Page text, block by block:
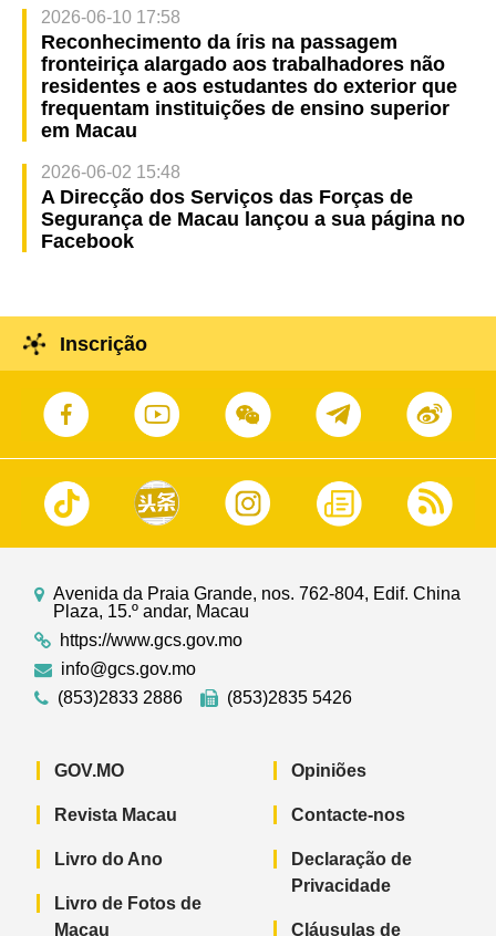
2026-06-10 17:58
Reconhecimento da íris na passagem
fronteiriça alargado aos trabalhadores não
residentes e aos estudantes do exterior que
frequentam instituições de ensino superior
em Macau
2026-06-02 15:48
A Direcção dos Serviços das Forças de
Segurança de Macau lançou a sua página no
Facebook
Inscrição
Avenida da Praia Grande, nos. 762-804, Edif. China
Plaza, 15.º andar, Macau
https://www.gcs.gov.mo
info@gcs.gov.mo
(853)2833 2886
(853)2835 5426
GOV.MO
Revista Macau
Livro do Ano
Livro de Fotos de
Macau
Opiniões
Contacte-nos
Declaração de
Privacidade
Cláusulas de